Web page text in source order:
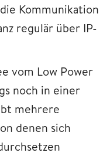
Kommunikation
regulär über IP-
vom Low Power
noch in einer
mehrere
denen sich